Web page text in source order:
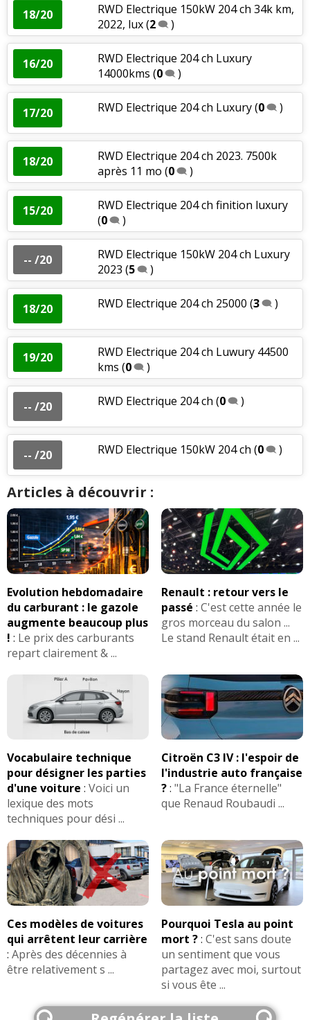
18/20
RWD Electrique 150kW 204 ch 34k km,
2022, lux(2 )
16/20
RWD Electrique 204 ch Luxury
14000kms (0 )
17/20 RWD Electrique 204 ch Luxury(0 )
18/20
RWD Electrique 204 ch 2023. 7500k
après 11 mo (0 )
15/20
RWD Electrique 204 ch finition luxury
(0 )
-- /20
RWD Electrique 150kW 204 ch Luxury
2023 (5 )
18/20 RWD Electrique 204 ch 25000 (3 )
19/20
RWD Electrique 204 ch Luwury 44500
kms (0 )
-- /20 RWD Electrique 204 ch (0 )
-- /20 RWD Electrique 150kW 204 ch (0 )
Articles à découvrir :
Evolution hebdomadaire
du carburant : le gazole
augmente beaucoup plus
! : Le prix des carburants
repart clairement & ...
Renault : retour vers le
passé : C'est cette année le
gros morceau du salon ...
Le stand Renault était en ...
Vocabulaire technique
pour désigner les parties
d'une voiture : Voici un
lexique des mots
techniques pour dési ...
Citroën C3 IV : l'espoir de
l'industrie auto française
?: "La France éternelle"
que Renaud Roubaudi ...
Ces modèles de voitures
qui arrêtent leur carrière
: Après des décennies à
être relativement s ...
Pourquoi Tesla au point
mort ?: C'est sans doute
un sentiment que vous
partagez avec moi, surtout
si vous ête ...